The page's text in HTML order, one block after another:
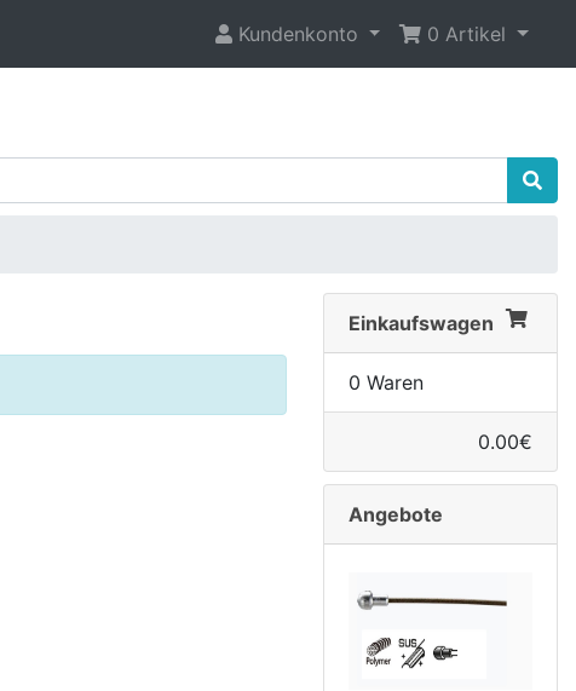
Kundenkonto 0 Artikel
Einkaufswagen
0 Waren
0.00€
Angebote